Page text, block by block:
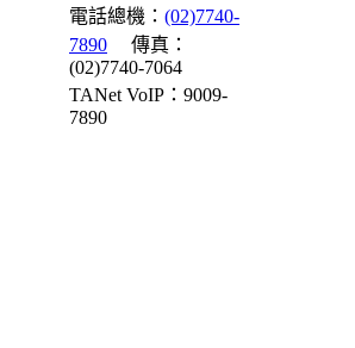
電話總機： (02)7740-
7890
傳真：
(02)7740-7064
TANet VoIP：9009-
7890